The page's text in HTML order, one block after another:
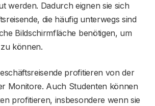
werden. Dadurch eignen sie sich
die häufig unterwegs sind
Bildschirmfläche benötigen, um
können.
profitieren von der
Monitore. Auch Studenten können
profitieren, insbesondere wenn sie